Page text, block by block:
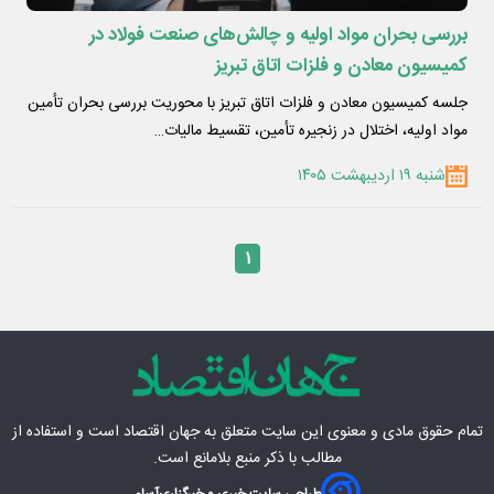
بررسی بحران مواد اولیه و چالش‌های صنعت فولاد در
کمیسیون معادن و فلزات اتاق تبریز
جلسه کمیسیون معادن و فلزات اتاق تبریز با محوریت بررسی بحران تأمین
مواد اولیه، اختلال در زنجیره تأمین، تقسیط مالیات…
شنبه ۱۹ اردیبهشت ۱۴۰۵
۱
تمام حقوق مادی‌ و معنوی این سایت متعلق بهجهان اقتصاد است و استفاده از
مطالب با ذکر منبع بلامانع است.